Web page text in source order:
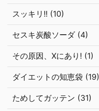
スッキリ!! (10)
セスキ炭酸ソーダ (4)
その原因、Xにあり! (1)
ダイエットの知恵袋 (19)
ためしてガッテン (31)